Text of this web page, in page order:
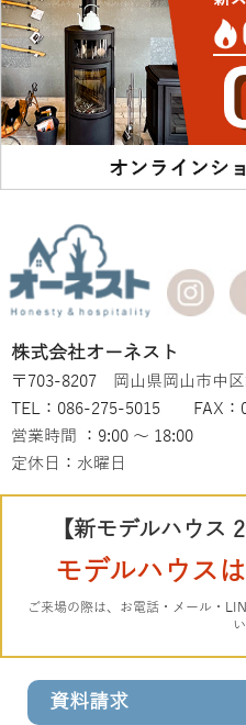
株式会社オーネスト
〒703-8207 岡山県岡山市中
TEL：086-275-5015 FAX：
営業時間 ：9:00 ～ 18:00
定休日：水曜日
【新モデルハウス
モデルハウス
ご来場の際は、お電話・メール・
い
資料請求